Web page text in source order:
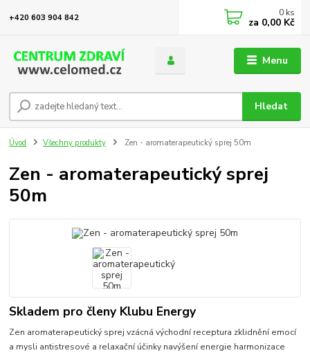
Menu
Hledat
+420 603 904 842 0 ks
za 0,00 Kč
Úvod Všechny produkty Zen - aromaterapeutický sprej 50m
Zen - aromaterapeutický sprej
50m
Skladem pro členy Klubu Energy
Zen aromaterapeutický sprej vzácná východní receptura zklidnění emocí
a mysli antistresové a relaxační účinky navýšení energie harmonizace